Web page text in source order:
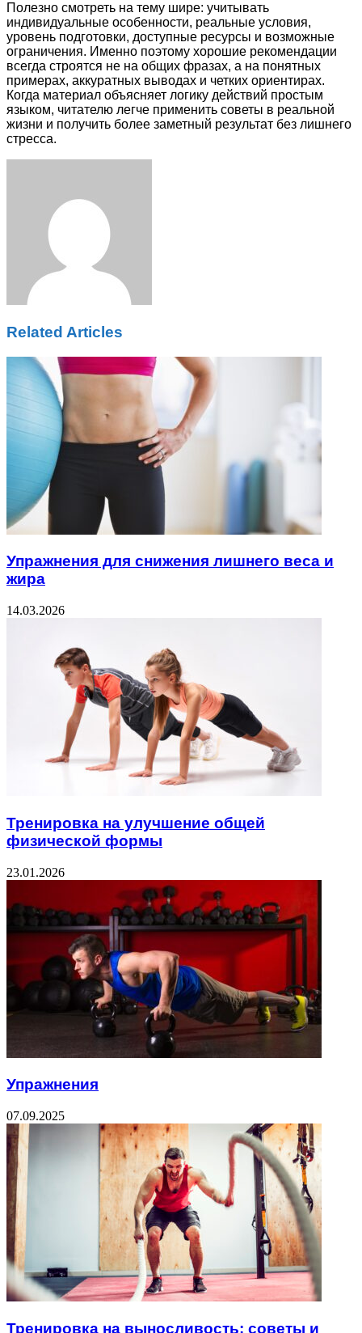
Полезно смотреть на тему шире: учитывать
индивидуальные особенности, реальные условия,
уровень подготовки, доступные ресурсы и возможные
ограничения. Именно поэтому хорошие рекомендации
всегда строятся не на общих фразах, а на понятных
примерах, аккуратных выводах и четких ориентирах.
Когда материал объясняет логику действий простым
языком, читателю легче применить советы в реальной
жизни и получить более заметный результат без лишнего
стресса.
Related Articles
Упражнения для снижения лишнего веса и
жира
14.03.2026
Тренировка на улучшение общей
физической формы
23.01.2026
Упражнения
07.09.2025
Тренировка на выносливость: советы и